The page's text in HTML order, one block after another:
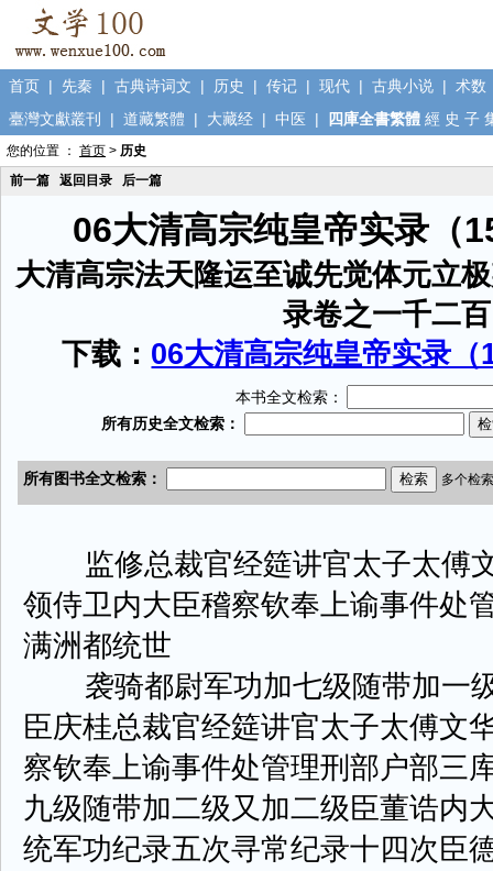
首页 | 先秦 | 古典诗词文 | 历史 | 传记 | 现代 | 古典小说 | 术数
臺灣文獻叢刊
| 道藏繁體 | 大藏经 | 中医 | 四庫全書繁體 經 史 子
您的位置 ： 首页 > 历史
前一篇
返回目录 后一篇
06大清高宗纯皇帝实录（
大清高宗法天隆运至诚先觉体元立
录卷之一千二
下载： 06大清高宗纯皇帝实录
本书全文检索：
监修总裁官经筵讲官太子太傅
领侍卫内大臣稽察钦奉上谕事件处
满洲都统世
袭骑都尉军功加七级随带加一
臣庆桂总裁官经筵讲官太子太傅文
察钦奉上谕事件处管理刑部户部三
九级随带加二级又加二级臣董诰内
统军功纪录五次寻常纪录十四次臣